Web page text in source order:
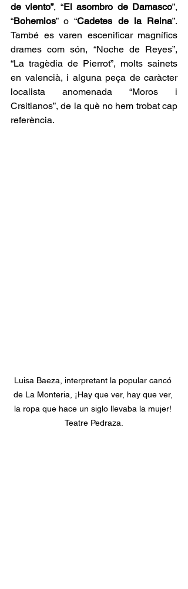
de viento”, “El asombro de Damasco”,
“Bohemios” o “Cadetes de la Reina”.
També es varen escenificar magnífics
drames com són, “Noche de Reyes”,
“La tragèdia de Pierrot”, molts sainets
en valencià, i alguna peça de caràcter
localista anomenada “Moros i
Crsitianos”, de la què no hem trobat cap
referència.
Luisa Baeza, interpretant la popular cancó
de La Monteria, ¡Hay que ver, hay que ver,
la ropa que hace un siglo llevaba la mujer!
Teatre Pedraza.